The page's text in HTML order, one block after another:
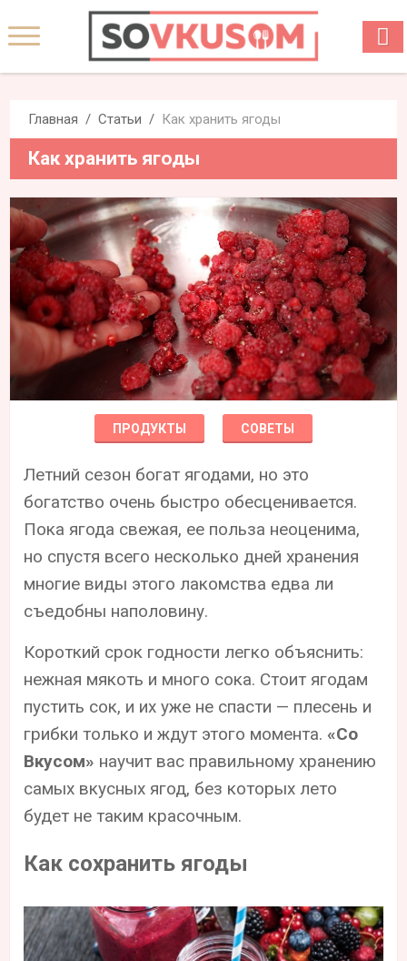
Главная Статьи Как хранить ягоды
Как хранить ягоды
ПРОДУКТЫ СОВЕТЫ
Летний сезон богат ягодами, но это
богатство очень быстро обесценивается.
Пока ягода свежая, ее польза неоценима,
но спустя всего несколько дней хранения
многие виды этого лакомства едва ли
съедобны наполовину.
Короткий срок годности легко объяснить:
нежная мякоть и много сока. Стоит ягодам
пустить сок, и их уже не спасти — плесень и
грибки только и ждут этого момента. «Со
Вкусом» научит вас правильному хранению
самых вкусных ягод, без которых лето
будет не таким красочным.
Как сохранить ягоды